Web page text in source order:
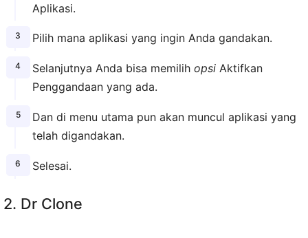
Aplikasi.
Pilih mana aplikasi yang ingin Anda gandakan.
Selanjutnya Anda bisa memilih opsiAktifkan
Penggandaan yang ada.
Dan di menu utama pun akan muncul aplikasi yang
telah digandakan.
Selesai.
2. Dr Clone